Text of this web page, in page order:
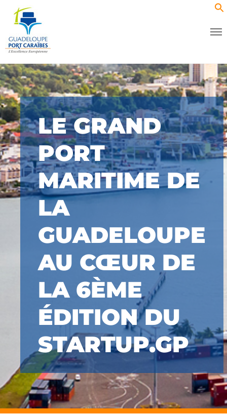
LE GRAND
PORT
MARITIME DE
LA
GUADELOUPE
AU CŒUR DE
LA 6ÈME
ÉDITION DU
STARTUP.GP